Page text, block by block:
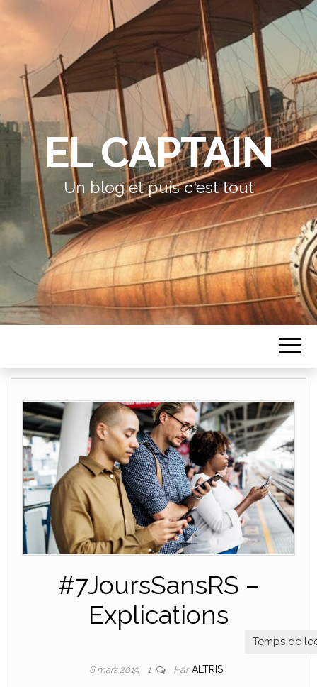
EL CAPTAIN
Un blog et puis c'est tout
#7JoursSansRS –
Explications
6 mars 2019 1 ParALTRIS